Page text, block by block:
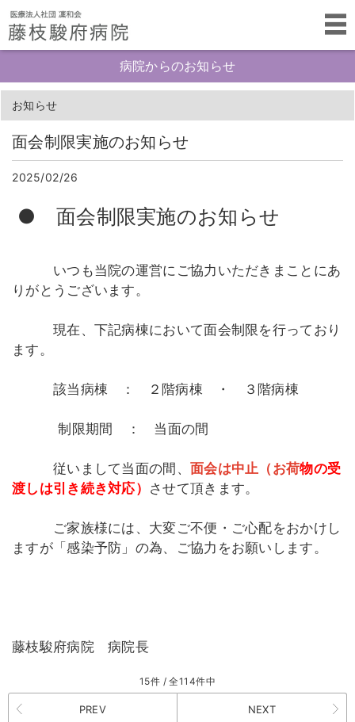
病院からのお知らせ
お知らせ
面会制限実施のお知らせ
2025/02/26
● 面会制限実施のお知らせ
いつも当院の運営にご協力いただきまことにあ
りがとうございます。
現在、下記病棟において面会制限を行っており
ます。
該当病棟 ： ２階病棟 ・ ３階病棟
制限期間 ： 当面の間
従いまして当面の間、 面会は中止（ お荷物の受
渡しは引き続き対応） させて頂きます。
ご家族様には、大変ご不便・ご心配をおかけし
ますが「感染予防」の為、ご協力をお願いします。
藤枝駿府病院 病院長
15件 / 全114件中
PREV NEXT